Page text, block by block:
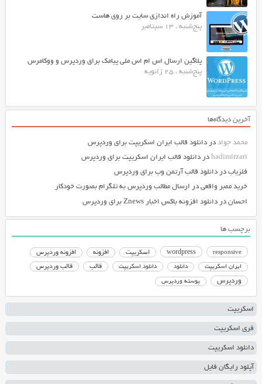
آموزش راه اندازی سایت بر روی هاست
پنج‌شنبه ، 13 سپتامبر
پلاگین ارسال اس ام اس ملی پیامک برای وردپرس و ووکامرس
پنج‌شنبه ، 25 ژانویه
آخرین دیدگاه‌ها
محمد جواددر دانلود قالب ایران اسکریپت برای وردپرس
hadimirzariدر دانلود قالب ایران اسکریپت برای وردپرس
فلزیابدر دانلود قالب آرتمن وب برای وردپرس
خرید ممبر واقعیدر ارسال مطالب وردپرس به تلگرام بصورت خودکار
احساندر دانلود افزونه باکس اخبار Znews برای وردپرس
برچسب ها
responsive
wordpress اسکریپت افزونه افزونه وردپرس
ایران اسکریپت دانلود دانلود اسکریپت قالب قالب وردپرس
وردپرس پوسته وردپرس
اسکریپت
فری اسکریپت
دانلود اسکریپت
آپلود رایگان فایل